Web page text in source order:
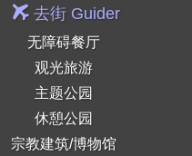
去街 Guider
无障碍餐厅
观光旅游
主题公园
休憩公园
宗教建筑/博物馆